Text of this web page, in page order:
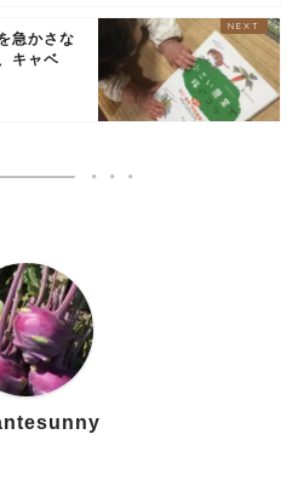
急かさな
キャベ